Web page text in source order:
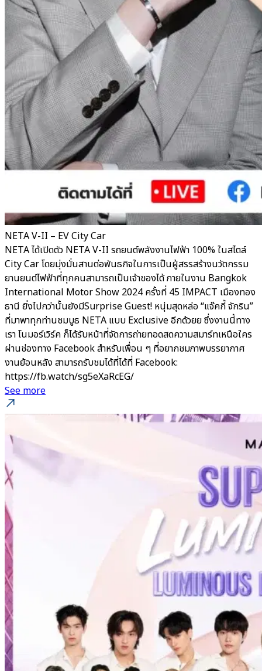
NETA V-II – EV City Car
NETA ได้เปิดตัว NETA V-II รถยนต์พลังงานไฟฟ้า 100% ในสไตล์
City Car โดยมุ่งมั่นสานต่อพันธกิจในการเป็นผู้สรรสร้างนวัตกรรม
ยานยนต์ไฟฟ้าที่ทุกคนสามารถเป็นเจ้าของได้ ภายในงาน Bangkok
International Motor Show 2024 ครั้งที่ 45 IMPACT เมืองทอง
ธานี ยิ่งไปกว่านั้นยังมีSurprise Guest! หนุ่มสุดหล่อ “แจ๊คกี้ จักริน”
ที่มาพาทุกท่านชมบูธ NETA แบบ Exclusive อีกด้วยย ซึ่งงานนี้ทาง
เรา โนมอร์เวิร์ค ก็ได้รับหน้าที่จัดการถ่ายทอดสดความสมาร์ทเหนือใคร
ผ่านช่องทาง Facebook สำหรับเพื่อน ๆ ที่อยากชมภาพบรรยากาศ
งานย้อนหลัง สามารถรับชมได้ที่ได้ที่ Facebook:
https://fb.watch/sg5eXaRcEG/
See more